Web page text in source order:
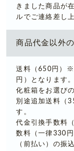
きました商品が
ルでご連絡差し
商品代金以外
送料（650円）※
円）となります。
化粧箱をお選び
別途追加送料（
す。
代金引換手数料
数料（一律330
（前払い）の振